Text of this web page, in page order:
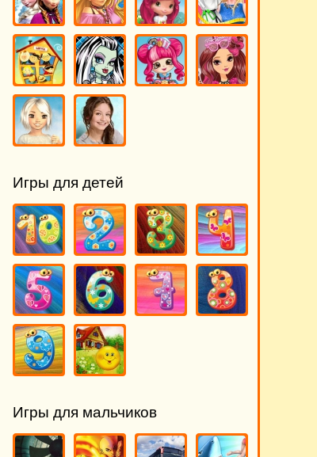
Игры для детей
Игры для мальчиков